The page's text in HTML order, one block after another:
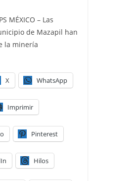
MÉXICO – Las
de Mazapil han
la minería
X WhatsApp
Imprimir
Pinterest
Hilos